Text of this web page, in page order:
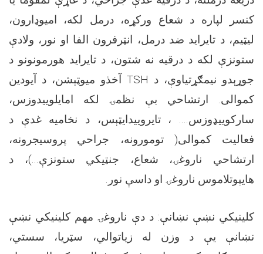
کنسر لپاره د شعاع ورکړه، درمل لکه، امیوډارون،
لیټیم، د تایراید ضد درمل، انټرفرون الفا او نور، ولادې
ستونزې لکه د درقیه نه شتون، د تایراید هورمونونو د
جوړېدو نیمګړتیاوې، د
آخذو میوټېشن، د آیودین
کموالی. ارتشاحي بې نظمۍ لکه امایلوییدوزس،
سارکوییډوزس.... ، تایروییدایټېس، د نخامیه غدې د
فعالیت کموالی( تومورونه، جراحي پروسیجرونه،
ارتشاحي ناروغۍ، شعاع، جنټیکي ستونزې...)، د
هایپوتلاموس ناروغۍ او داسې نور .
کلینیکي نښې نښانې: د دې ناروغۍ مهم کلینیکي نښې
نښانې یې د وزن له زیاتوالي، سټریا، سستي،